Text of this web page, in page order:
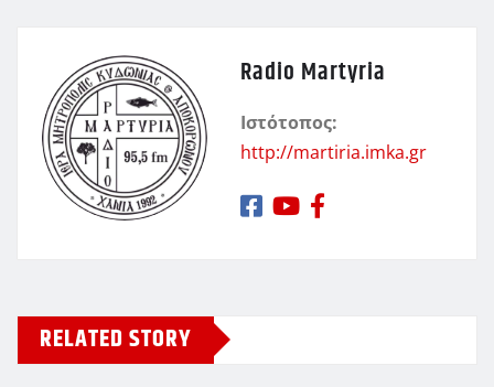
Radio Martyria
Ιστότοπος:
http://martiria.imka.gr
RELATED STORY